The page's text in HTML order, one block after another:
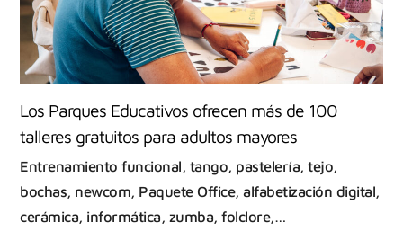
Los Parques Educativos ofrecen más de 100
talleres gratuitos para adultos mayores
Entrenamiento funcional, tango, pastelería, tejo,
bochas, newcom, Paquete Office, alfabetización digital,
cerámica, informática, zumba, folclore,…